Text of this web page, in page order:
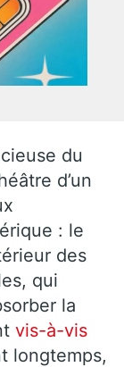
du
d’un
: le
des
qui
la
vis-à-vis
longtemps,